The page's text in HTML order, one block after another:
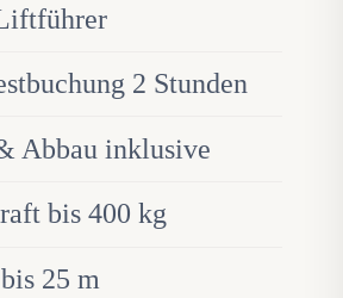
2 Stunden
Abbau inklusive
bis 400 kg
25 m